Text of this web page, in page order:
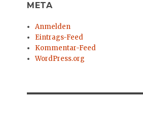
META
Anmelden
Eintrags-Feed
Kommentar-Feed
WordPress.org